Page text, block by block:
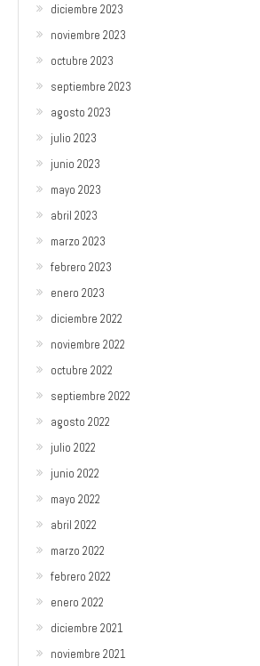
diciembre 2023
noviembre 2023
octubre 2023
septiembre 2023
agosto 2023
julio 2023
junio 2023
mayo 2023
abril 2023
marzo 2023
febrero 2023
enero 2023
diciembre 2022
noviembre 2022
octubre 2022
septiembre 2022
agosto 2022
julio 2022
junio 2022
mayo 2022
abril 2022
marzo 2022
febrero 2022
enero 2022
diciembre 2021
noviembre 2021